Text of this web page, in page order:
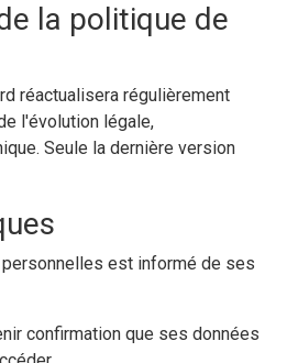
la politique de
réactualisera régulièrement
l'évolution légale,
Seule la dernière version
est informé de ses
confirmation que ses données